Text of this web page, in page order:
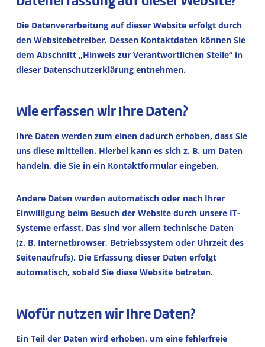
Die Datenverarbeitung auf dieser Website erfolgt durch
den Websitebetreiber. Dessen Kontaktdaten können Sie
dem Abschnitt „Hinweis zur Verantwortlichen Stelle“ in
dieser Datenschutzerklärung entnehmen.
Wie erfassen wir Ihre Daten?
Ihre Daten werden zum einen dadurch erhoben, dass Sie
uns diese mitteilen. Hierbei kann es sich z. B. um Daten
handeln, die Sie in ein Kontaktformular eingeben.
Andere Daten werden automatisch oder nach Ihrer
Einwilligung beim Besuch der Website durch unsere IT-
Systeme erfasst. Das sind vor allem technische Daten
(z. B. Internetbrowser, Betriebssystem oder Uhrzeit des
Seitenaufrufs). Die Erfassung dieser Daten erfolgt
automatisch, sobald Sie diese Website betreten.
Wofür nutzen wir Ihre Daten?
Ein Teil der Daten wird erhoben, um eine fehlerfreie